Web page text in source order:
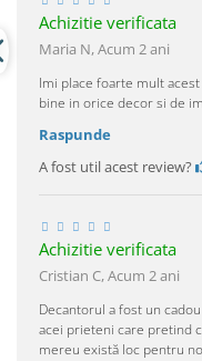
Achizitie verificata
Maria N,Acum 2 ani
Imi place foarte mult
bine in orice decor si de
Raspunde
A fost util acest review?
Achizitie verificata
Cristian C,Acum 2 ani
Decantorul a fost un
acei prieteni care pretind
mereu există loc pentru